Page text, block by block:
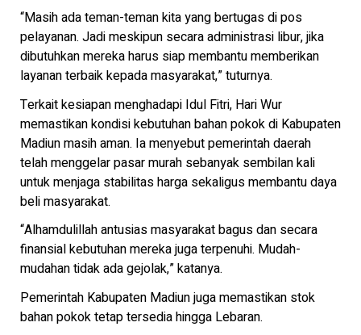
“Masih ada teman-teman kita yang bertugas di pos
pelayanan. Jadi meskipun secara administrasi libur, jika
dibutuhkan mereka harus siap membantu memberikan
layanan terbaik kepada masyarakat,” tuturnya.
Terkait kesiapan menghadapi Idul Fitri, Hari Wur
memastikan kondisi kebutuhan bahan pokok di Kabupaten
Madiun masih aman. Ia menyebut pemerintah daerah
telah menggelar pasar murah sebanyak sembilan kali
untuk menjaga stabilitas harga sekaligus membantu daya
beli masyarakat.
“Alhamdulillah antusias masyarakat bagus dan secara
finansial kebutuhan mereka juga terpenuhi. Mudah-
mudahan tidak ada gejolak,” katanya.
Pemerintah Kabupaten Madiun juga memastikan stok
bahan pokok tetap tersedia hingga Lebaran.